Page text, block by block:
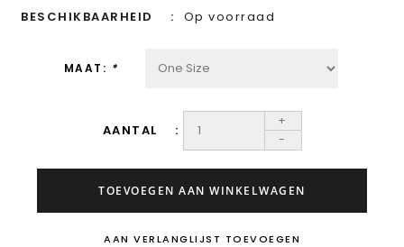
BESCHIKBAARHEID Op voorraad
MAAT: *
AANTAL
+
-
TOEVOEGEN AAN WINKELWAGEN
AAN VERLANGLIJST TOEVOEGEN